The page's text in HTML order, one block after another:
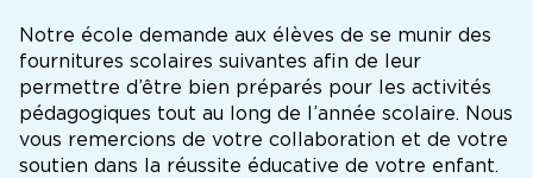
Notre école demande aux élèves de se munir des
fournitures scolaires suivantes afin de leur
permettre d’être bien préparés pour les activités
pédagogiques tout au long de l’année scolaire. Nous
vous remercions de votre collaboration et de votre
soutien dans la réussite éducative de votre enfant.